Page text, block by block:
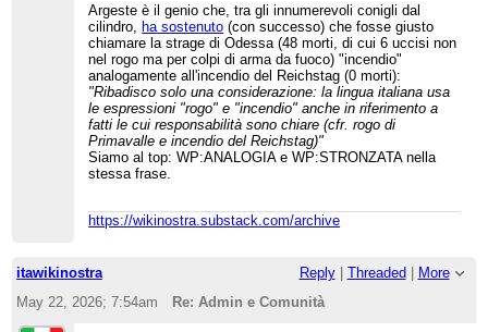
Argeste è il genio che, tra gli innumerevoli conigli dal
cilindro,
ha sostenuto (con successo) che fosse giusto
chiamare la strage di Odessa (48 morti, di cui 6 uccisi non
nel rogo ma per colpi di arma da fuoco) "incendio"
analogamente all'incendio del Reichstag (0 morti):
"Ribadisco solo una considerazione: la lingua italiana usa
le espressioni "rogo" e "incendio" anche in riferimento a
fatti le cui responsabilità sono chiare (cfr. rogo di
Primavalle e incendio del Reichstag)"
Siamo al top: WP:ANALOGIA e WP:STRONZATA nella
stessa frase.
https://wikinostra.substack.com/archive
itawikinostra Reply| Threaded
More
May 22, 2026; 7:54am
Re: Admin e Comunità